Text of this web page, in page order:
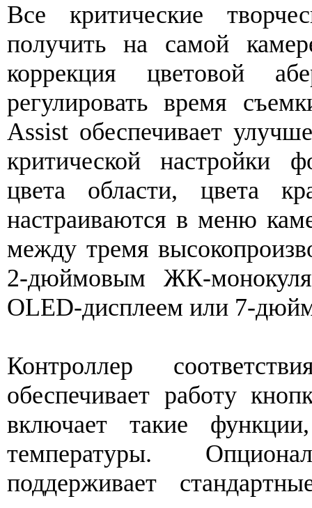
Все критические
получить на самой
коррекция цветовой
регулировать время
Assist обеспечивает
критической настройки
цвета области, цвета
настраиваются в меню
между тремя
2-дюймовым ЖК-
OLED-дисплеем или 7-
Контроллер
обеспечивает работу
включает такие
температуры.
поддерживает